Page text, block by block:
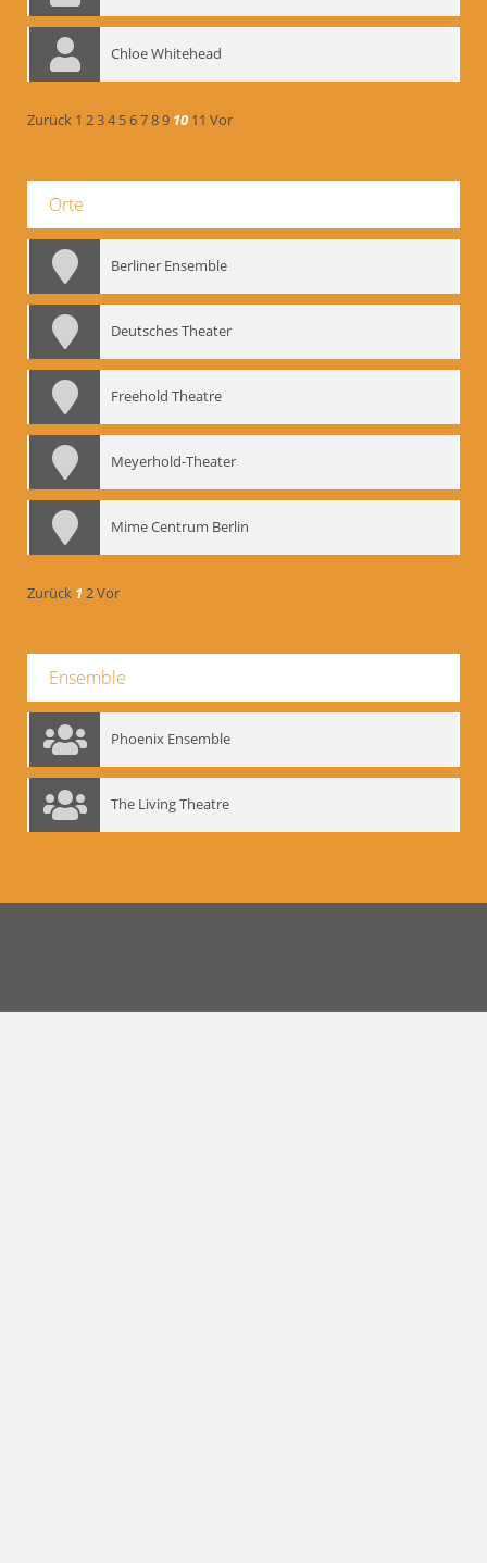
Chloe Whitehead
Zurück 1 234 56789 10 11 Vor
Orte
Berliner Ensemble
Deutsches Theater
Freehold Theatre
Meyerhold-Theater
Mime Centrum Berlin
Zurück 12Vor
Ensemble
Phoenix Ensemble
The Living Theatre